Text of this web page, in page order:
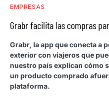
EMPRESAS
Grabr facilita las compras
Grabr, la app que conecta a
exterior con viajeros que
nuestro país explican cómo
un producto comprado
plataforma.